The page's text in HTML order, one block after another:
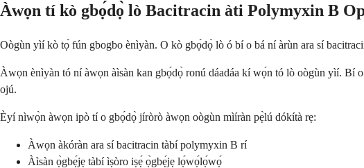
Àwọn tí kò gbọ́dọ̀ lò Bacitracin àti Polymyxin B
Oògùn yìí kò tọ́ fún gbogbo ènìyàn. O kò gbọ́dọ̀ lò ó bí o bá ní àrùn ara sí
Àwọn ènìyàn tó ní àwọn àìsàn kan gbọ́dọ̀ ronú dáadáa kí wọ́n tó lò oògùn yìí. Bí
ojú.
Èyí nìwọ̀n àwọn ipò tí o gbọ́dọ̀ jíròrò àwọn oògùn mìíràn pẹ̀lú dókítà rẹ:
Àwọn àkóràn ara sí bacitracin tàbí polymyxin B rí
Àìsàn ọ̀gbẹ́jẹ tàbí ìṣòro iṣẹ́ ọ̀gbẹ́jẹ lọ́wọ́lọ́wọ́